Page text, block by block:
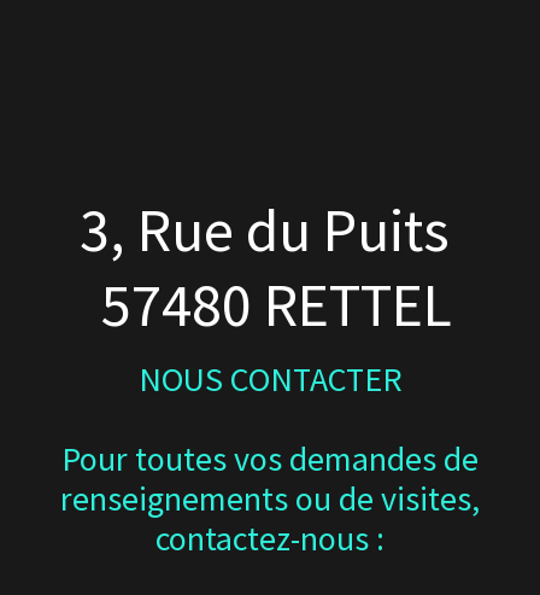
3, Rue du Puits
57480 RETTEL
NOUS CONTACTER
Pour toutes vos demandes de
renseignements ou de visites,
contactez-nous :